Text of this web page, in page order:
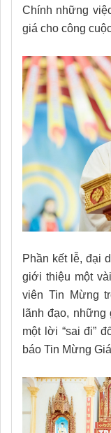
Chính những
giá cho công
Phần kết lễ, đại
giới thiệu một
viên Tin Mừng
lãnh đạo,
một lời “sai đi”
báo Tin Mừng